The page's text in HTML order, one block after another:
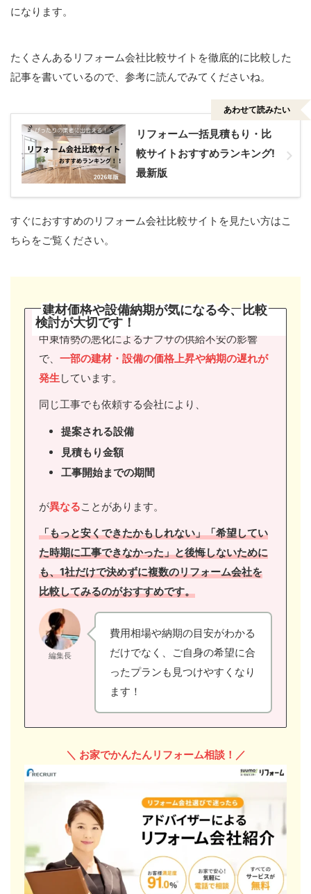
になります。
たくさんあるリフォーム会社比較サイトを徹底的に比較した
記事を書いているので、参考に読んでみてくださいね。
リフォーム一括見積もり・比
較サイトおすすめランキング!
最新版
あわせて読みたい
すぐにおすすめのリフォーム会社比較サイトを見たい方はこ
ちらをご覧ください。
建材価格や設備納期が気になる今、比較
検討が大切です ！
中東情勢の悪化によるナフサの供給不安の影響
で、 一部の建材・設備の価格上昇や納期の遅れが
発生しています。
同じ工事でも依頼する会社により、
提案される設備
見積もり金額
工事開始までの期間
が異なることがあります。
「もっと安くできたかもしれない」「希望してい
た時期に工事できなかった」と後悔しないために
も、1社だけで決めずに複数のリフォーム会社を
比較してみるのがおすすめです。
編集長
費用相場や納期の目安がわかる
だけでなく、ご自身の希望に合
ったプランも見つけやすくなり
ます！
＼ お家でかんたんリフォーム相談！／